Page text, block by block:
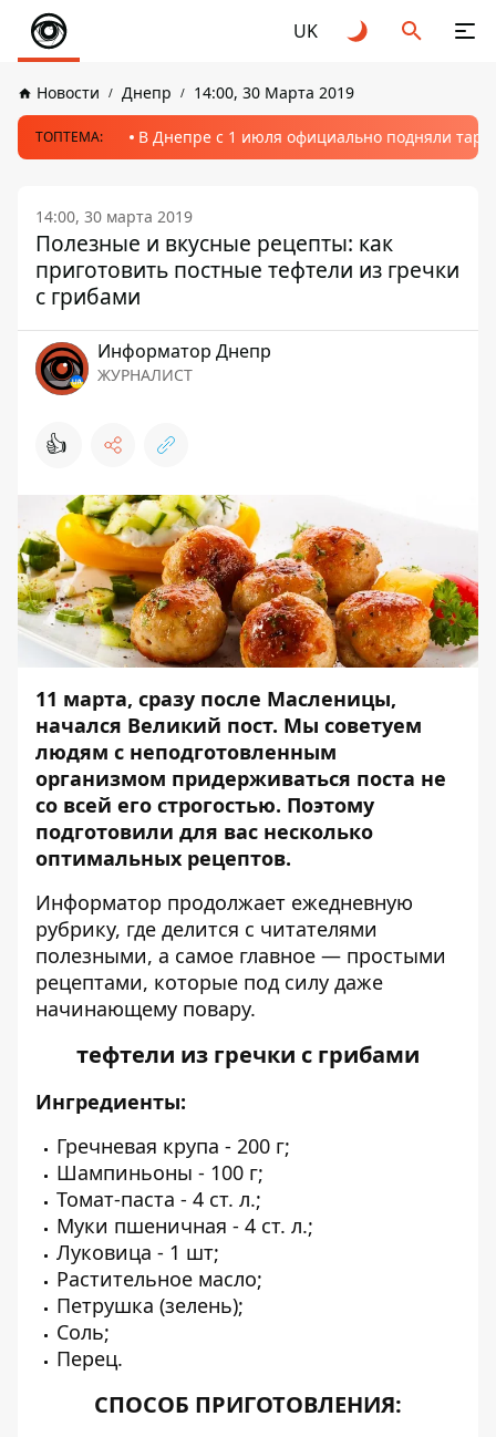
UK
Новости Днепр 14:00, 30 Марта 2019
ТОПТЕМА: В Днепре с 1 июля официально подняли
14:00, 30 марта 2019
Полезные и вкусные рецепты: как
приготовить постные тефтели из гречки
с грибами
Информатор Днепр
ЖУРНАЛИСТ
👍
11 марта, сразу после Масленицы,
начался Великий пост. Мы советуем
людям с неподготовленным
организмом придерживаться поста не
со всей его строгостью. Поэтому
подготовили для вас несколько
оптимальных рецептов.
Информатор продолжает ежедневную
рубрику, где делится с читателями
полезными, а самое главное — простыми
рецептами, которые под силу даже
начинающему повару.
тефтели из гречки с грибами
Ингредиенты:
Гречневая крупа - 200 г;
Шампиньоны - 100 г;
Томат-паста - 4 ст. л.;
Муки пшеничная - 4 ст. л.;
Луковица - 1 шт;
Растительное масло;
Петрушка (зелень);
Соль;
Перец.
СПОСОБ ПРИГОТОВЛЕНИЯ: